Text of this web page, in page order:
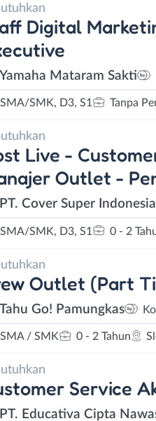
Digital
Yamaha Mataram Sakti
SMA/SMK, D3, S1 Tanpa
Live -
Outlet -
PT. Cover Super
SMA/SMK, D3, S1 0 - 2
Outlet (Part
Tahu Go! Pamungkas
SMA / SMK 0 - 2 Tahun
Service
PT. Educativa Cipta